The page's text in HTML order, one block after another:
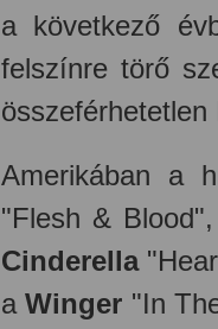
a következő
felszínre törő
Amerikában a
"Flesh &
Cinderella
aWinger "In